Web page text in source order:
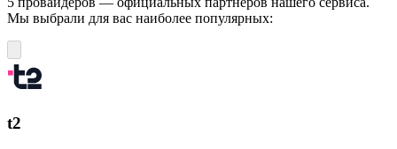
Мы выбрали для вас наиболее популярных:
t2